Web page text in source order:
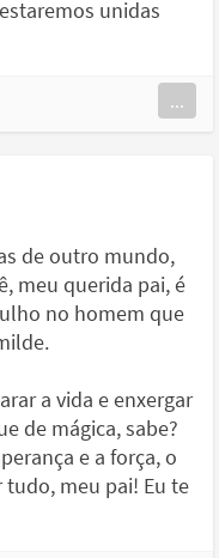
unidas
...
de outro mundo,
meu querida pai, é
no homem que
a vida e enxergar
de mágica, sabe?
e a força, o
meu pai! Eu te